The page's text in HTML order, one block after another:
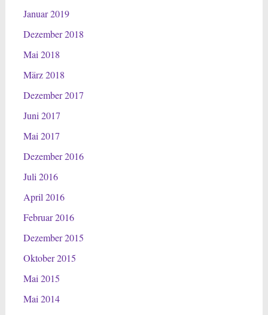
Januar 2019
Dezember 2018
Mai 2018
März 2018
Dezember 2017
Juni 2017
Mai 2017
Dezember 2016
Juli 2016
April 2016
Februar 2016
Dezember 2015
Oktober 2015
Mai 2015
Mai 2014